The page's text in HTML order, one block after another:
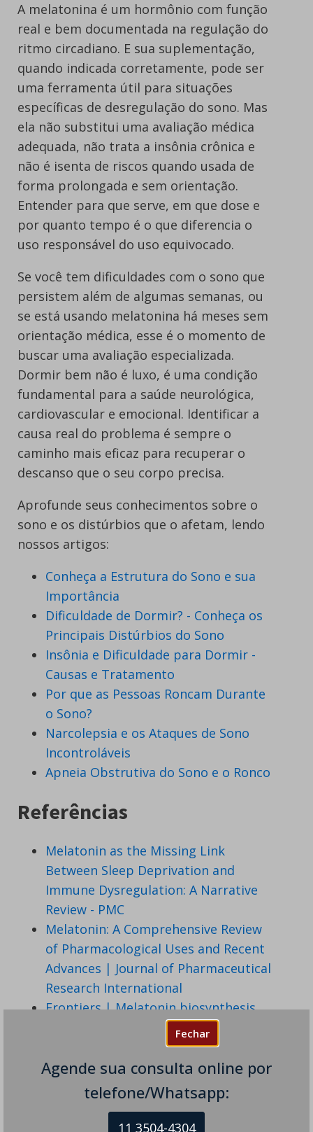
Fechar
Agende sua consulta online por
telefone/Whatsapp:
11 3504-4304
A melatonina é um hormônio com função
real e bem documentada na regulação do
ritmo circadiano. E sua suplementação,
quando indicada corretamente, pode ser
uma ferramenta útil para situações
específicas de desregulação do sono. Mas
ela não substitui uma avaliação médica
adequada, não trata a insônia crônica e
não é isenta de riscos quando usada de
forma prolongada e sem orientação.
Entender para que serve, em que dose e
por quanto tempo é o que diferencia o
uso responsável do uso equivocado.
Se você tem dificuldades com o sono que
persistem além de algumas semanas, ou
se está usando melatonina há meses sem
orientação médica, esse é o momento de
buscar uma avaliação especializada.
Dormir bem não é luxo, é uma condição
fundamental para a saúde neurológica,
cardiovascular e emocional. Identificar a
causa real do problema é sempre o
caminho mais eficaz para recuperar o
descanso que o seu corpo precisa.
Aprofunde seus conhecimentos sobre o
sono e os distúrbios que o afetam, lendo
nossos artigos:
Conheça a Estrutura do Sono e sua
Importância
Dificuldade de Dormir? - Conheça os
Principais Distúrbios do Sono
Insônia e Dificuldade para Dormir -
Causas e Tratamento
Por que as Pessoas Roncam Durante
o Sono?
Narcolepsia e os Ataques de Sono
Incontroláveis
Apneia Obstrutiva do Sono e o Ronco
Referências
Melatonin as the Missing Link
Between Sleep Deprivation and
Immune Dysregulation: A Narrative
Review - PMC
Melatonin: A Comprehensive Review
of Pharmacological Uses and Recent
Advances | Journal of Pharmaceutical
Research International
Frontiers | Melatonin biosynthesis
and regulation in reproduction
Unveiling mysteries of aging: the
potential of melatonin in preventing
neurodegenerative diseases in older
adults | Biogerontology | Springer